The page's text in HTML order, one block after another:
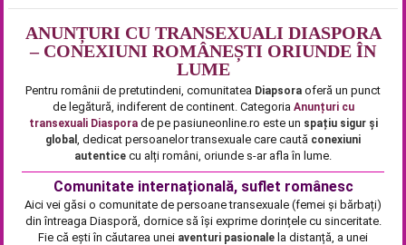
ANUNȚURI CU TRANSEXUALI DIASPORA
– CONEXIUNI ROMÂNEȘTI ORIUNDE ÎN
LUME
Pentru românii de pretutindeni, comunitatea Diapsora oferă un punct
de legătură, indiferent de continent. Categoria Anunțuri cu
transexuali Diasporade pe pasiuneonline.ro este un spațiu sigur și
global
, dedicat persoanelor transexuale care caută conexiuni
autentice cu alți români, oriunde s-ar afla în lume.
Comunitate internațională, suflet românesc
Aici vei găsi o comunitate de persoane transexuale (femei și bărbați)
din întreaga Diasporă, dornice să își exprime dorințele cu sinceritate.
Fie că ești în căutarea unei aventuri pasionale la distanță, a unei